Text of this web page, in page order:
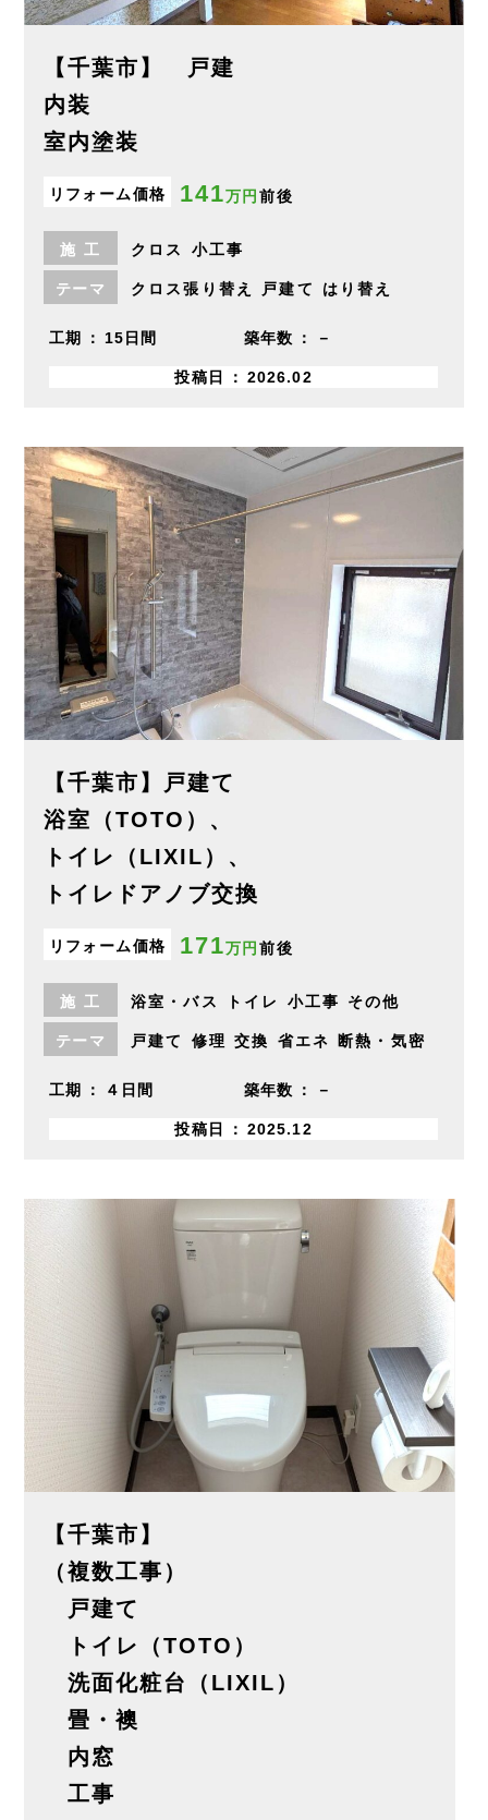
【千葉市】 戸建
内装
室内塗装
リフォーム価格 141万円 前後
施 工 クロス 小工事
テーマ クロス張り替え 戸建て はり替え
工期 15日間 築年数 －
投稿日 2026.02
【千葉市】戸建て
浴室（TOTO）、
トイレ（LIXIL）、
トイレドアノブ交換
リフォーム価格 171万円 前後
施 工 浴室・バス トイレ 小工事 その他
テーマ 戸建て 修理 交換 省エネ 断熱・気密
工期 ４日間 築年数 －
投稿日 2025.12
【千葉市】
（複数工事）
戸建て
トイレ（TOTO）
洗面化粧台（LIXIL）
畳・襖
内窓
工事